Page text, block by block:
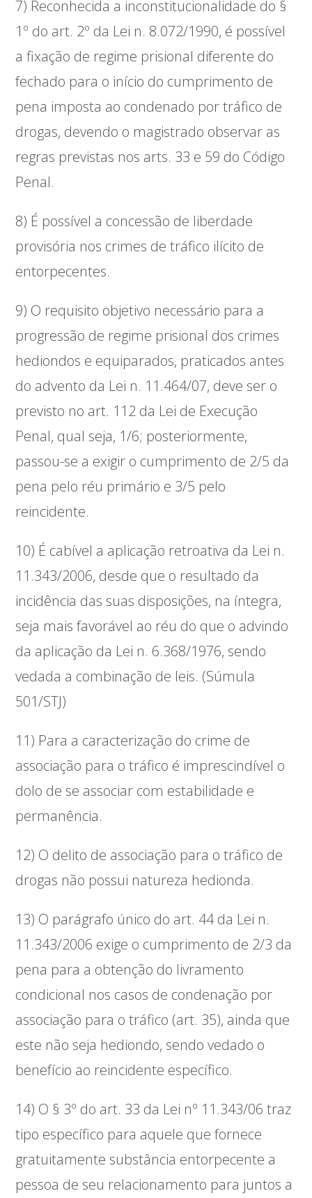
7) Reconhecida a inconstitucionalidade do §
1º do art. 2º da Lei n. 8.072/1990, é possível
a fixação de regime prisional diferente do
fechado para o início do cumprimento de
pena imposta ao condenado por tráfico de
drogas, devendo o magistrado observar as
regras previstas nos arts. 33 e 59 do Código
Penal.
8) É possível a concessão de liberdade
provisória nos crimes de tráfico ilícito de
entorpecentes.
9) O requisito objetivo necessário para a
progressão de regime prisional dos crimes
hediondos e equiparados, praticados antes
do advento da Lei n. 11.464/07, deve ser o
previsto no art. 112 da Lei de Execução
Penal, qual seja, 1/6; posteriormente,
passou-se a exigir o cumprimento de 2/5 da
pena pelo réu primário e 3/5 pelo
reincidente.
10) É cabível a aplicação retroativa da Lei n.
11.343/2006, desde que o resultado da
incidência das suas disposições, na íntegra,
seja mais favorável ao réu do que o advindo
da aplicação da Lei n. 6.368/1976, sendo
vedada a combinação de leis. (Súmula
501/STJ)
11) Para a caracterização do crime de
associação para o tráfico é imprescindível o
dolo de se associar com estabilidade e
permanência.
12) O delito de associação para o tráfico de
drogas não possui natureza hedionda.
13) O parágrafo único do art. 44 da Lei n.
11.343/2006 exige o cumprimento de 2/3 da
pena para a obtenção do livramento
condicional nos casos de condenação por
associação para o tráfico (art. 35), ainda que
este não seja hediondo, sendo vedado o
benefício ao reincidente específico.
14) O § 3º do art. 33 da Lei nº 11.343/06 traz
tipo específico para aquele que fornece
gratuitamente substância entorpecente a
pessoa de seu relacionamento para juntos a